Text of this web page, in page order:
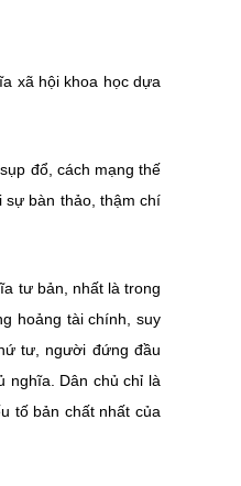
xã hội khoa học dựa
đổ, cách mạng thế
sự bàn thảo, thậm chí
tư bản, nhất là trong
hoảng tài chính, suy
tư, người đứng đầu
nghĩa. Dân chủ chỉ là
tố bản chất nhất của